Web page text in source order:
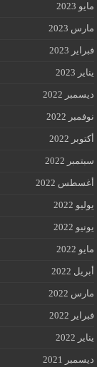
مايو 2023
مارس 2023
فبراير 2023
يناير 2023
ديسمبر 2022
نوفمبر 2022
أكتوبر 2022
سبتمبر 2022
أغسطس 2022
يوليو 2022
يونيو 2022
مايو 2022
أبريل 2022
مارس 2022
فبراير 2022
يناير 2022
ديسمبر 2021